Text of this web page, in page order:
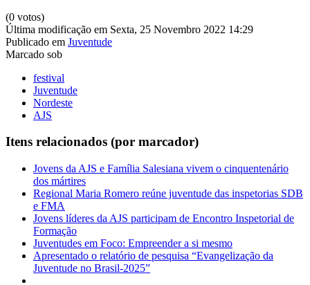
(0 votos)
Última modificação em Sexta, 25 Novembro 2022 14:29
Publicado em Juventude
Marcado sob
festival
Juventude
Nordeste
AJS
Itens relacionados (por marcador)
Jovens da AJS e Família Salesiana vivem o cinquentenário
dos mártires
Regional Maria Romero reúne juventude das inspetorias SDB
e FMA
Jovens líderes da AJS participam de Encontro Inspetorial de
Formação
Juventudes em Foco: Empreender a si mesmo
Apresentado o relatório de pesquisa “Evangelização da
Juventude no Brasil-2025”